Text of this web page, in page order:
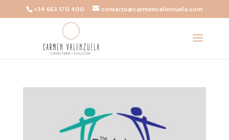
+34 663 170 400 contacto@carmenvalenzuela.com